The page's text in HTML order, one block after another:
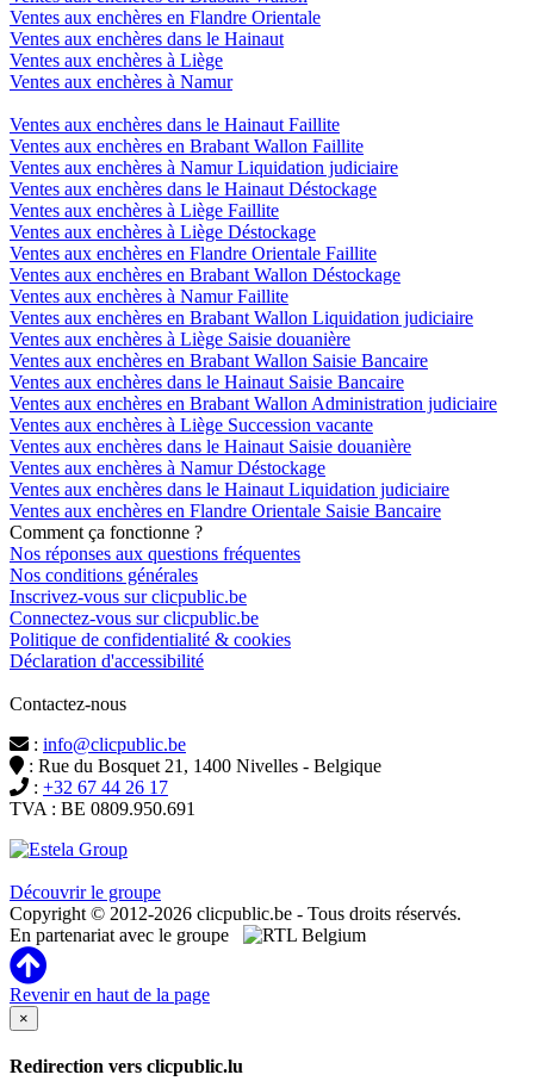
Ventes aux enchères en Flandre Orientale
Ventes aux enchères dans le Hainaut
Ventes aux enchères à Liège
Ventes aux enchères à Namur
Ventes aux enchères dans le Hainaut Faillite
Ventes aux enchères en Brabant Wallon Faillite
Ventes aux enchères à Namur Liquidation judiciaire
Ventes aux enchères dans le Hainaut Déstockage
Ventes aux enchères à Liège Faillite
Ventes aux enchères à Liège Déstockage
Ventes aux enchères en Flandre Orientale Faillite
Ventes aux enchères en Brabant Wallon Déstockage
Ventes aux enchères à Namur Faillite
Ventes aux enchères en Brabant Wallon Liquidation judiciaire
Ventes aux enchères à Liège Saisie douanière
Ventes aux enchères en Brabant Wallon Saisie Bancaire
Ventes aux enchères dans le Hainaut Saisie Bancaire
Ventes aux enchères en Brabant Wallon Administration judiciaire
Ventes aux enchères à Liège Succession vacante
Ventes aux enchères dans le Hainaut Saisie douanière
Ventes aux enchères à Namur Déstockage
Ventes aux enchères dans le Hainaut Liquidation judiciaire
Ventes aux enchères en Flandre Orientale Saisie Bancaire
Comment ça fonctionne ?
Nos réponses aux questions fréquentes
Nos conditions générales
Inscrivez-vous sur clicpublic.be
Connectez-vous sur clicpublic.be
Politique de confidentialité & cookies
Déclaration d'accessibilité
Contactez-nous
: info@clicpublic.be
: Rue du Bosquet 21, 1400 Nivelles - Belgique
: +32 67 44 26 17
TVA : BE 0809.950.691
Découvrir le groupe
Copyright © 2012-2026 clicpublic.be - Tous droits réservés.
En partenariat avec le groupe
Revenir en haut de la page
×
Redirection vers clicpublic.lu